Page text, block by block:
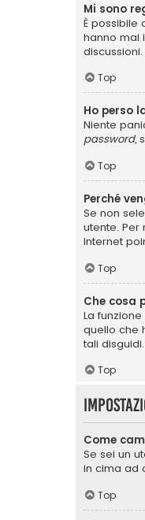
Mi sono
È possibile
hanno mai
discussioni.
Top
Ho perso
Niente
password,
Top
Perché
Se non
utente. Per
Internet
Top
Che cosa
La
quello che
tali disguidi.
Top
Come
Se sei un
in cima ad
Top